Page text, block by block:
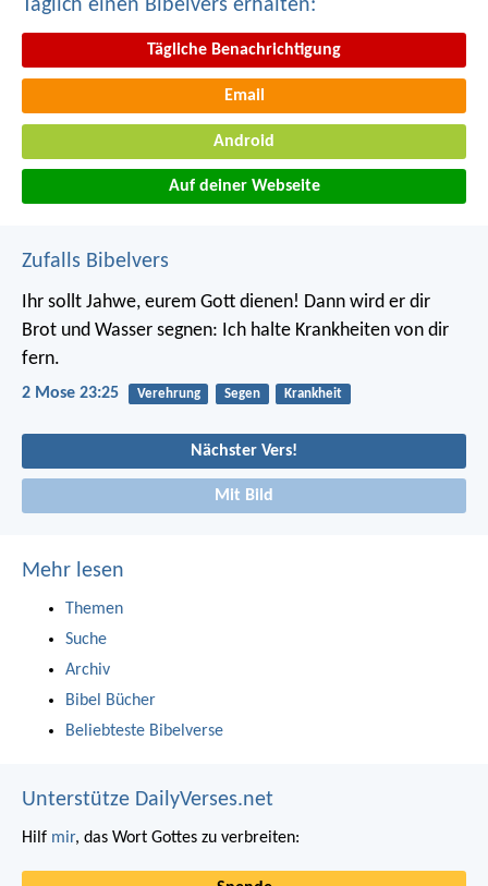
Täglich einen Bibelvers erhalten:
Tägliche Benachrichtigung
Email
Android
Auf deiner Webseite
Zufalls Bibelvers
Ihr sollt Jahwe, eurem Gott dienen! Dann wird er dir
Brot und Wasser segnen: Ich halte Krankheiten von dir
fern.
2 Mose 23:25 Verehrung Segen Krankheit
Nächster Vers!
Mit Bild
Mehr lesen
Themen
Suche
Archiv
Bibel Bücher
Beliebteste Bibelverse
Unterstütze DailyVerses.net
Hilf mir, das Wort Gottes zu verbreiten: